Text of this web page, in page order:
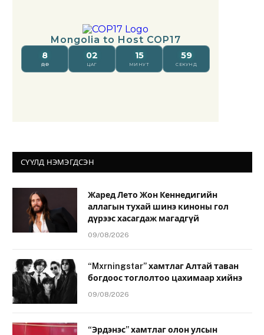
СҮҮЛД НЭМЭГДСЭН
Жаред Лето Жон Кеннедигийн
аллагын тухай шинэ киноны гол
дүрээс хасагдаж магадгүй
09/08/2026
“Mxrningstar” хамтлаг Алтай таван
богдоос тоглолтоо цахимаар хийнэ
09/08/2026
“Эрдэнэс” хамтлаг олон улсын